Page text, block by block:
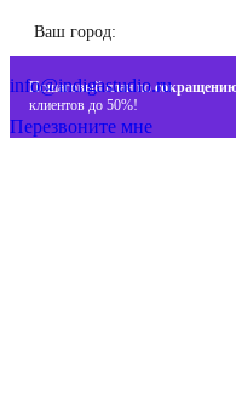
Ваш город:
Пошаговый план по
клиентов до 50%!
+7 (993) 477-18-57
info@indigastudio.ru
Перезвоните мне